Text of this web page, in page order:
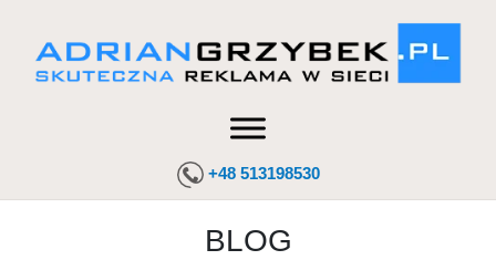
+48 513198530
BLOG